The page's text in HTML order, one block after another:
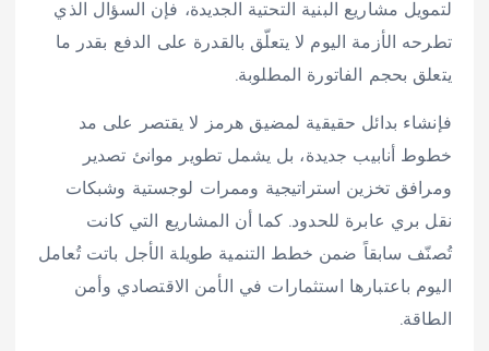
لتمويل مشاريع البنية التحتية الجديدة، فإن السؤال الذي
تطرحه الأزمة اليوم لا يتعلّق بالقدرة على الدفع بقدر ما
يتعلق بحجم الفاتورة المطلوبة.
فإنشاء بدائل حقيقية لمضيق هرمز لا يقتصر على مد
خطوط أنابيب جديدة، بل يشمل تطوير موانئ تصدير
ومرافق تخزين استراتيجية وممرات لوجستية وشبكات
نقل بري عابرة للحدود. كما أن المشاريع التي كانت
تُصنّف سابقاً ضمن خطط التنمية طويلة الأجل باتت تُعامل
اليوم باعتبارها استثمارات في الأمن الاقتصادي وأمن
الطاقة.